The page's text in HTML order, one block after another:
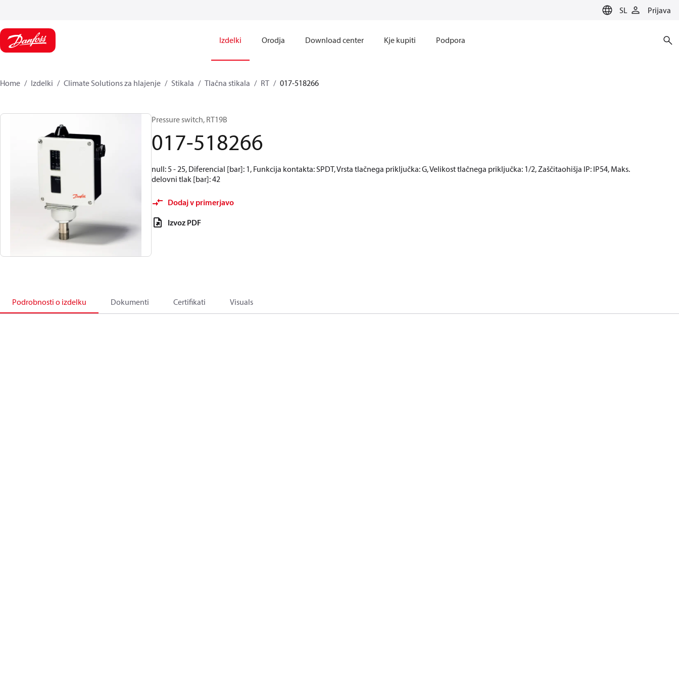
SL Prijava
Izdelki Orodja Download center Kje kupiti Podpora
Home Izdelki Climate Solutions za hlajenje Stikala Tlačna stikala RT 017-518266
Pressure switch, RT19B
017-518266
null: 5 - 25, Diferencial [bar]: 1, Funkcija kontakta: SPDT, Vrsta tlačnega priključka: G, Velikost tlačnega priključka: 1/2, Zaščitaohišja IP: IP54, Maks.
delovni tlak [bar]: 42
Dodaj v primerjavo
Izvoz PDF
Podrobnosti o izdelku Dokumenti Certifikati Visuals